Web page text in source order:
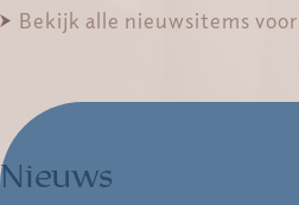
Bekijk alle nieuwsitems
Nieuws